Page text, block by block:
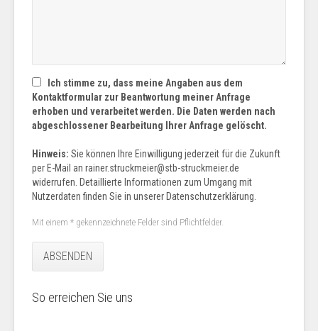
Ich stimme zu, dass meine Angaben aus dem
Kontaktformular zur Beantwortung meiner Anfrage
erhoben und verarbeitet werden. Die Daten werden nach
abgeschlossener Bearbeitung Ihrer Anfrage gelöscht.
Hinweis: Sie können Ihre Einwilligung jederzeit für die Zukunft
per E-Mail an rainer.struckmeier@stb-struckmeier.de
widerrufen. Detaillierte Informationen zum Umgang mit
Nutzerdaten finden Sie in unserer Datenschutzerklärung.
Mit einem * gekennzeichnete Felder sind Pflichtfelder.
ABSENDEN
So erreichen Sie uns